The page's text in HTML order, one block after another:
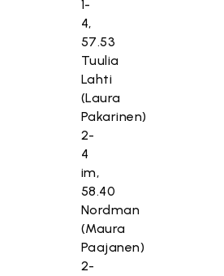
1-
4,
57.53
Tuulia
Lahti
(Laura
Pakarinen)
2-
4
im,
58.40
Nordman
(Maura
Paajanen)
2-